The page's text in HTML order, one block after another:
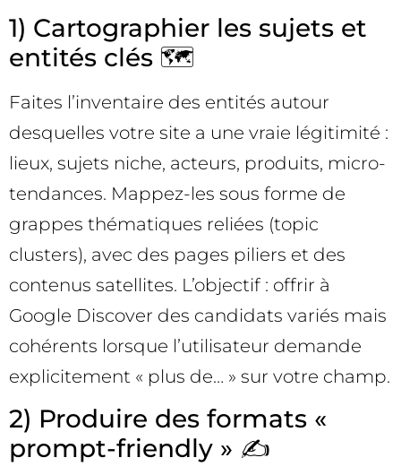
1) Cartographier les sujets et
entités clés 🗺️
Faites l’inventaire des entités autour
desquelles votre site a une vraie légitimité :
lieux, sujets niche, acteurs, produits, micro-
tendances. Mappez-les sous forme de
grappes thématiques reliées (topic
clusters), avec des pages piliers et des
contenus satellites. L’objectif : offrir à
Google Discover des candidats variés mais
cohérents lorsque l’utilisateur demande
explicitement « plus de… » sur votre champ.
2) Produire des formats «
prompt-friendly » ✍️